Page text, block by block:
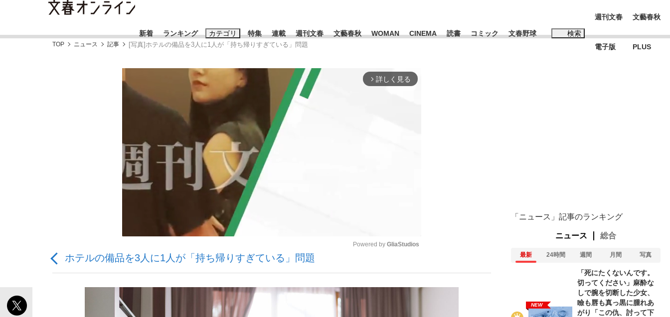
新着 ランキング カテゴリ
「90%は失敗する。でも…」本田圭佑が初めて明かした日本代表監督に...
「敗因分析は一切聞かれなかった」侍ジャパン選手が証言した“NPB聞... 「クマが悪者扱いされているのが悲しい」『北の国から』倉本聰氏（91...
特集
終戦から81年
キングの誕生を、目撃せよ。
連載 週刊文春 文藝春秋 WOMAN CINEMA 読書 コミック 文春野球 検索
おすすめのキーワードタグ一覧
#藤田晋 #三山凌輝 #高市早苗
#玉木雄一郎
#亀和田武
週刊文春
電子版
文藝春秋
PLUS
TOP ニュース 記事 [写真]ホテルの備品を3人に1人が「持ち帰りすぎている」問題
arrow_forward_ios 詳しく見る
Mute
Powered by GliaStudios
ホテルの備品を3人に1人が「持ち帰りすぎている」問題
「ニュース」記事のランキング
ニュース 総合
最新 24時間 週間 月間 写真
NEW
「死にたくないんです。
切ってください」麻酔な
しで腕を切断した少女、
瞼も唇も真っ黒に腫れあ
がり「この仇、討って下